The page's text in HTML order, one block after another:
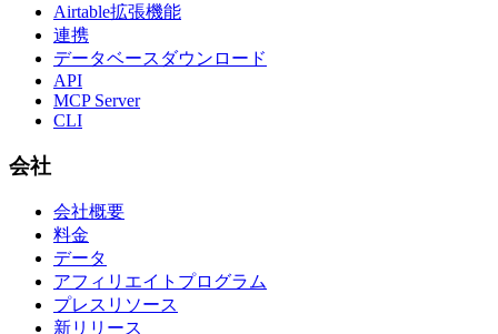
Airtable拡張機能
連携
データベースダウンロード
API
MCP Server
CLI
会社
会社概要
料金
データ
アフィリエイトプログラム
プレスリソース
新リリース